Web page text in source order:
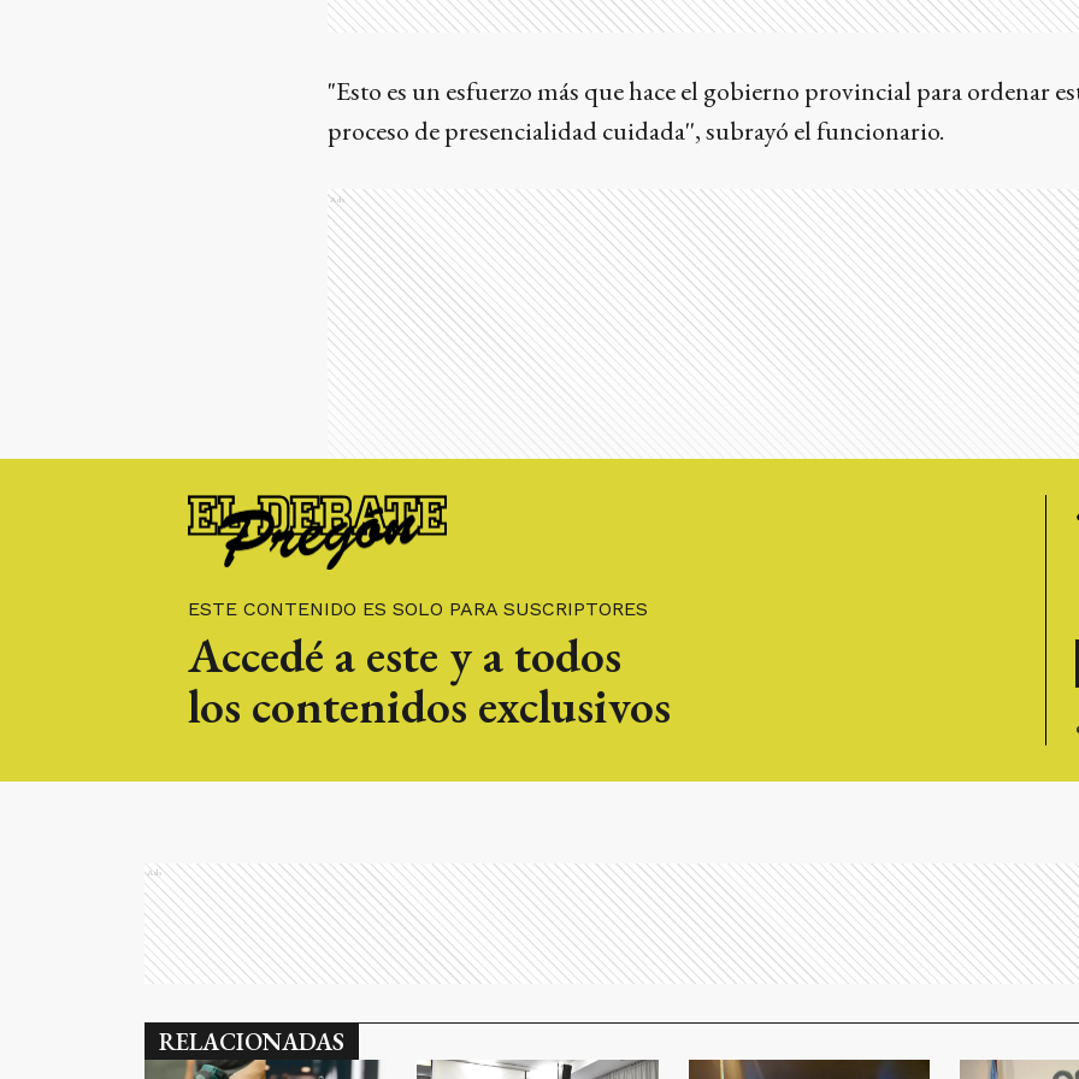
ESTE CONTENIDO ES SOLO PARA SUSCRIPTORES
Accedé a este y a todos
los contenidos exclusivos
"Esto es un esfuerzo más que hace el gobierno provincial para ordenar
proceso de presencialidad cuidada'', subrayó el funcionario.
Ads
Ads
RELACIONADAS